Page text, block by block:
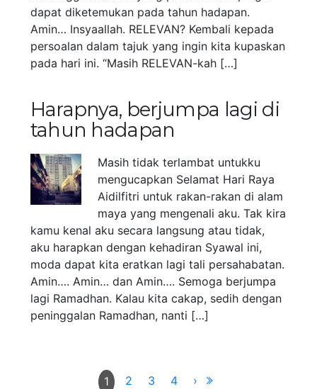
dapat diketemukan pada tahun hadapan.
Amin… Insyaallah. RELEVAN? Kembali kepada
persoalan dalam tajuk yang ingin kita kupaskan
pada hari ini. “Masih RELEVAN-kah […]
Harapnya, berjumpa lagi di
tahun hadapan
Masih tidak terlambat untukku
mengucapkan Selamat Hari Raya
Aidilfitri untuk rakan-rakan di alam
maya yang mengenali aku. Tak kira
kamu kenal aku secara langsung atau tidak,
aku harapkan dengan kehadiran Syawal ini,
moda dapat kita eratkan lagi tali persahabatan.
Amin…. Amin… dan Amin…. Semoga berjumpa
lagi Ramadhan. Kalau kita cakap, sedih dengan
peninggalan Ramadhan, nanti […]
1 2 3 4 ›